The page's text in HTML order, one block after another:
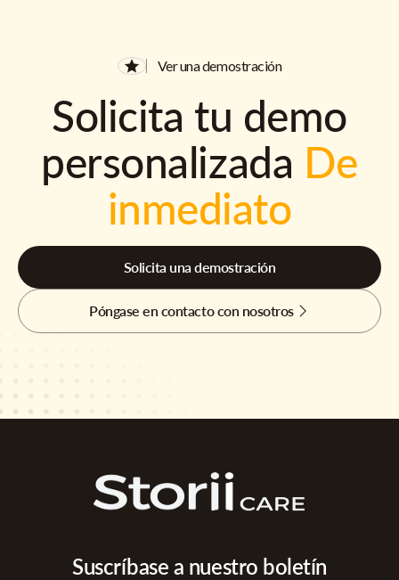
Ver una demostración
Solicita tu demo
personalizada De
inmediato
Solicita una demostración
Póngase en contacto con nosotros
Suscríbase a nuestro boletín